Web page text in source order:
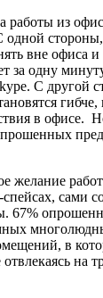
работы из
стороны,
вне офиса
за одну
С другой
в офисе.
желание
сами
67%
в
на